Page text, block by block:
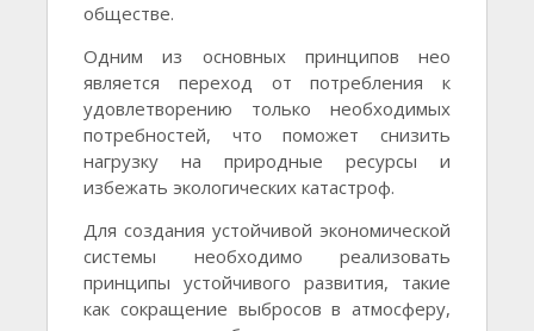
обществе.
Одним из основных принципов нео
является переход от потребления к
удовлетворению только необходимых
потребностей, что поможет снизить
нагрузку на природные ресурсы и
избежать экологических катастроф.
Для создания устойчивой экономической
системы необходимо реализовать
принципы устойчивого развития, такие
как сокращение выбросов в атмосферу,